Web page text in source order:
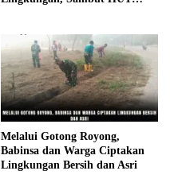
Melalui Gotong Royong,
Babinsa dan Warga Ciptakan
Lingkungan Bersih dan Asri